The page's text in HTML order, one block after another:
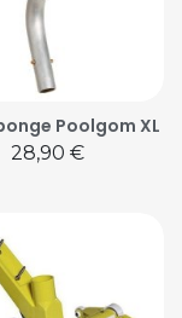
Poolgom XL
Prix
28,90 €